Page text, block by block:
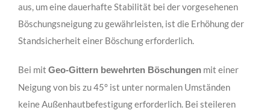
aus, um eine dauerhafte Stabilität bei der vorgesehenen
Böschungsneigung zu gewährleisten, ist die Erhöhung der
Standsicherheit einer Böschung erforderlich.
Bei mit Geo-Gittern bewehrten Böschungen mit einer
Neigung von bis zu 45° ist unter normalen Umständen
keine Außenhautbefestigung erforderlich. Bei steileren